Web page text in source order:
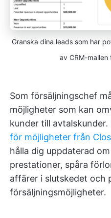
Granska dina leads som har
av CRM-mallen
Som försäljningschef
möjligheter som kan
kunder till avtalskunder.
för möjligheter från
hålla dig uppdaterad
prestationer, spåra
affärer i slutskedet och
försäljningsmöjligheter.